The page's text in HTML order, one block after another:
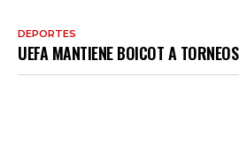
DEPORTES
UEFA MANTIENE BOICOT A